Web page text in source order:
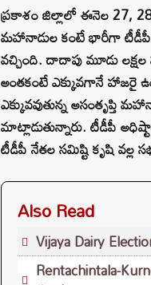
ప్రకాశం జిల్లాలో ఈనెల 27,
మహానాడుల కంటే భారీగా టీడీపీ
వచ్చింది. దాదాపు మూడు
అంతకంటే ఎక్కువగానే హాజరై
ఎక్కువవుతున్న
మాట్లాడుతున్నారు. టీడీపీ
టీడీపీ నేతల సమిష్టి కృషి వల్ల
Also Read
Vijaya Dairy
Rentachintala-